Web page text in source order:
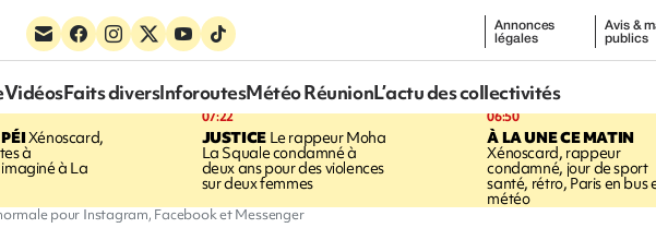
Annonces
légales
Avis &
publics
VidéosFaits diversInforoutesMétéo RéunionL’actu des collectivités
Xénoscard,
à
à La
07:22
JUSTICELe rappeur Moha
La Squale condamné à
deux ans pour des violences
sur deux femmes
06:50
À LA UNE CE MATIN
Xénoscard, rappeur
condamné, jour de sport
santé, rétro, Paris en bus
météo
pour Instagram, Facebook et Messenger